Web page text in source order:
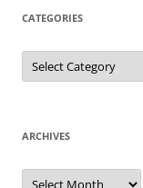
CATEGORIES
Categories
ARCHIVES
Archives